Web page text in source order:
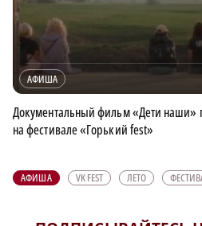
АФИША
Документальный фильм «Дети наши»
на фестивале «Горький fest»
АФИША VK FEST ЛЕТО